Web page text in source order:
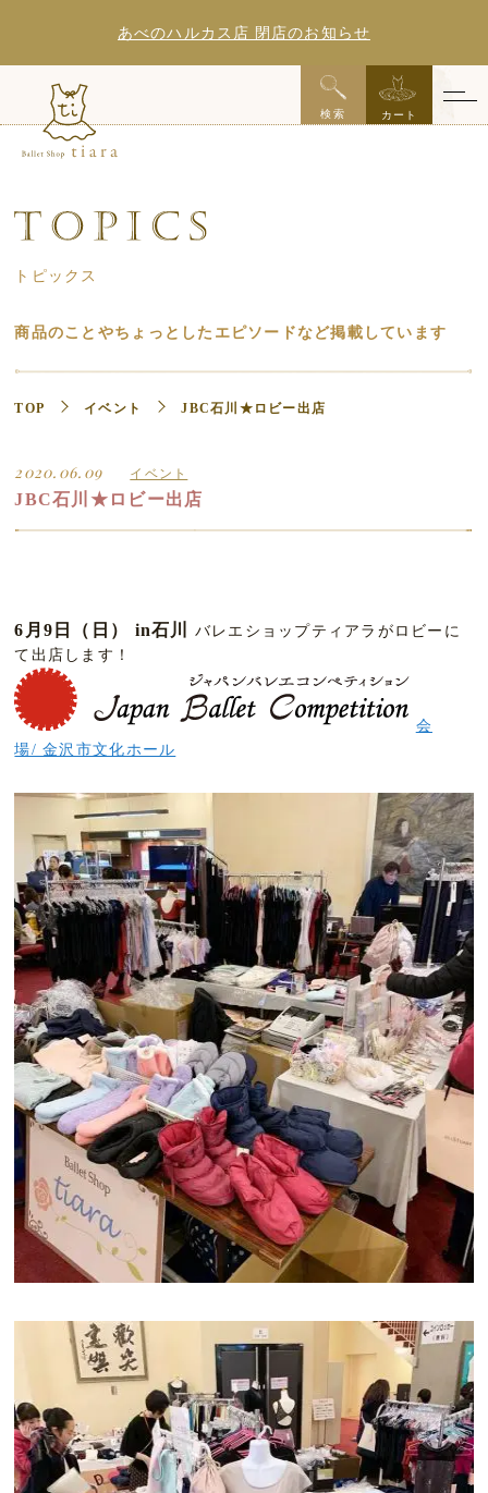
あべのハルカス店 閉店のお知らせ
x
検索 カート
トピックス
商品のことやちょっとしたエピソードなど掲載しています
TOP イベント JBC石川★ロビー出店
2020.06.09 イベント
JBC石川★ロビー出店
6月9日（日） in石川
バレエショップティアラがロビーに
て出店します！
会
場/ 金沢市文化ホール